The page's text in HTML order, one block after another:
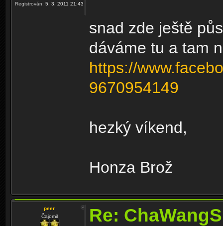
Registrován: 5. 3. 2011 21:43
snad zde ještě
dáváme tu a tam
https://
9670954149
hezký víkend,
Honza Brož
peer
Čajomil
Re: